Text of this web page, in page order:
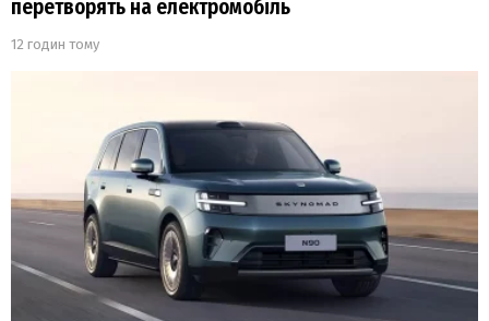
перетворять на електромобіль
12 годин тому